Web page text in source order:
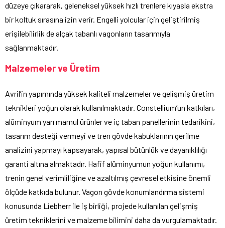
düzeye çıkararak, geleneksel yüksek hızlı trenlere kıyasla ekstra
bir koltuk sırasına izin verir. Engelli yolcular için geliştirilmiş
erişilebilirlik de alçak tabanlı vagonların tasarımıyla
sağlanmaktadır.
Malzemeler ve Üretim
Avril’in yapımında yüksek kaliteli malzemeler ve gelişmiş üretim
teknikleri yoğun olarak kullanılmaktadır. Constellium’un katkıları,
alüminyum yarı mamul ürünler ve iç taban panellerinin tedarikini,
tasarım desteği vermeyi ve tren gövde kabuklarının gerilme
analizini yapmayı kapsayarak, yapısal bütünlük ve dayanıklılığı
garanti altına almaktadır. Hafif alüminyumun yoğun kullanımı,
trenin genel verimliliğine ve azaltılmış çevresel etkisine önemli
ölçüde katkıda bulunur. Vagon gövde konumlandırma sistemi
konusunda Liebherr ile iş birliği, projede kullanılan gelişmiş
üretim tekniklerini ve malzeme bilimini daha da vurgulamaktadır.